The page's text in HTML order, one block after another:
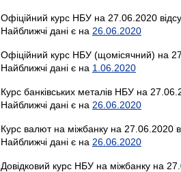
Офіційний курс НБУ на 27.06.2020
Найближчі дані є на 26.06.2020
Офіційний курс НБУ (щомісячний) на
Найближчі дані є на 1.06.2020
Курс банківських металів НБУ на
Найближчі дані є на 26.06.2020
Курс валют на міжбанку на 27.06.2020
Найближчі дані є на 26.06.2020
Довідковий курс НБУ на міжбанку на